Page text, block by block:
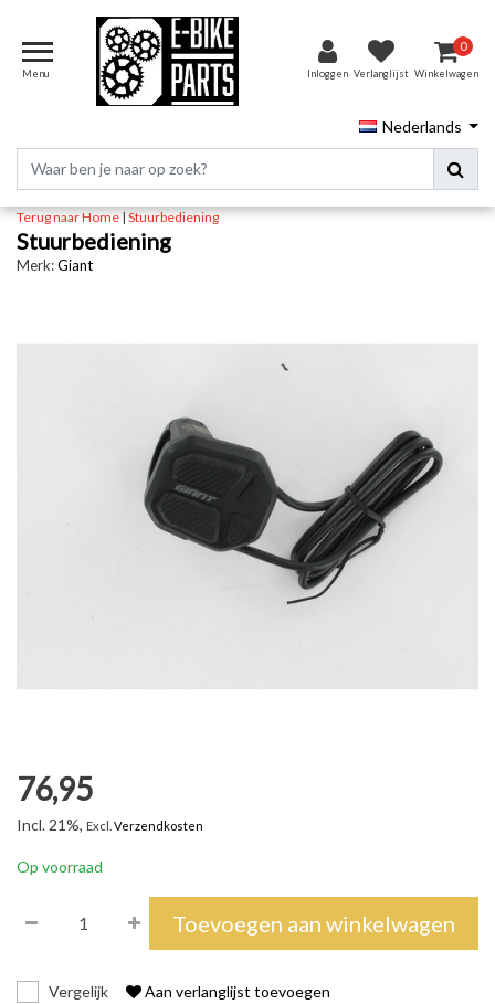
Menu Inloggen Verlanglijst
0
Winkelwagen
Nederlands
Terug naar Home|Stuurbediening
Stuurbediening
Merk:Giant
76,95
Incl. 21%, Excl. Verzendkosten
Op voorraad
Toevoegen aan winkelwagen
Vergelijk Aan verlanglijst toevoegen